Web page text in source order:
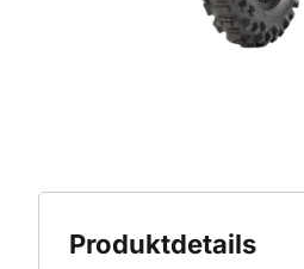
Produktdetails